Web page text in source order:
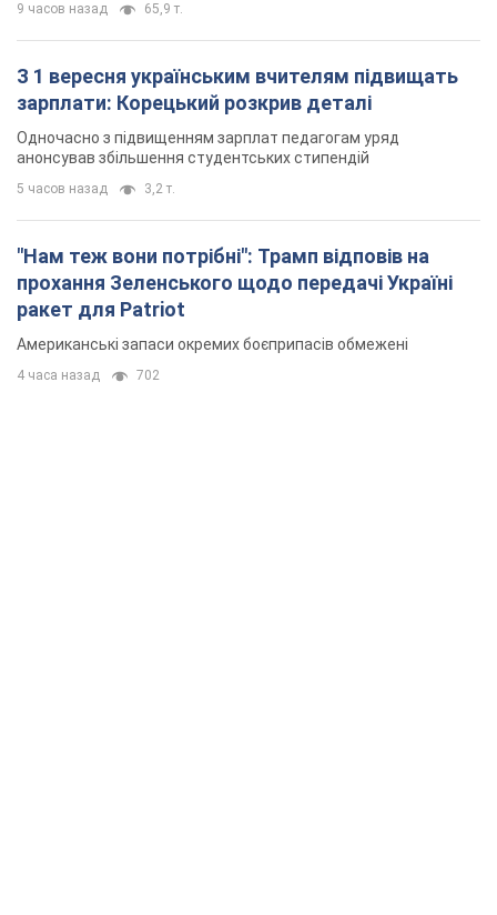
9 часов назад 65,9 т.
З 1 вересня українським вчителям підвищать
зарплати: Корецький розкрив деталі
Одночасно з підвищенням зарплат педагогам уряд
анонсував збільшення студентських стипендій
5 часов назад 3,2 т.
"Нам теж вони потрібні": Трамп відповів на
прохання Зеленського щодо передачі Україні
ракет для Patriot
Американські запаси окремих боєприпасів обмежені
4 часа назад 702